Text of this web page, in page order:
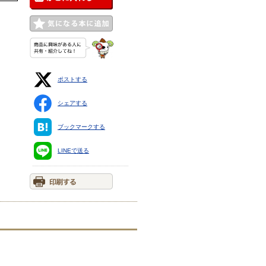
ポストする
シェアする
ブックマークする
LINEで送る